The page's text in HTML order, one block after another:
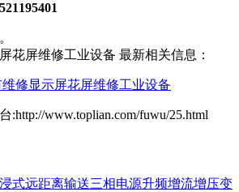
花屏维修工业设备 最新相关信息：
维修显示屏花屏维修工业设备
:http://www.toplian.com/fuwu/25.html
式远距离输送三相电源升频增流增压变